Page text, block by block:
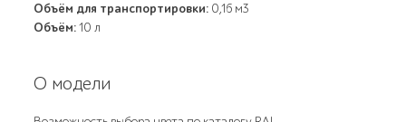
Объём для транспортировки: 0,16 м3
Объём:10 л
О модели